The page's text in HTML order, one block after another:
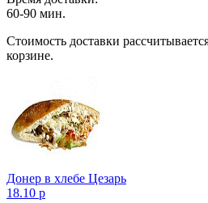
60-90 мин.
Стоимость доставки
корзине.
Донер в хлебе Цезарь
18.10 р